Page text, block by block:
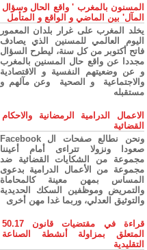
المسنون بالمغرب ' واقع الحال وسؤال
المآل' بين الماضي و الواقع و المتأمل
يخلد المغرب على غرار بلدان المعمور
اليوم العالمي للمسنين الذي يصادف
فاتح أكتوبر من كل سنة، ليطرح السؤال
مجددا عن واقع حال المسنين بالمغرب
و عن وضعيتهم النفسية و الاقتصادية
والاجتماعية و الصحية وعن مآلهم و
مستقبله
الاعمال الدرامية الرمضانية والاحكام
القضائية
ونحن نطالع صفحات ال Facebook
صعودا ونزولا تتراءى أمام أعيننا
مجموعة من الشكايات القضائية ضد
مجموعة من الأعمال الدرامية بدعوى
المساس بمهن معينة كالمحاماة
والتمريض وموظفين السكك الحديدية
والتوثيق العدلي، وربما غدا مهن أخرى
قراءة في مقتضيات قانون 50.17
المتعلق بمزاولة أنشطة الصناعة
التقليدية